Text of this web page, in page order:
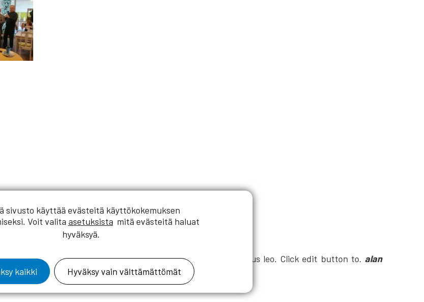
Ut elit tellus, luctus nec ullamcorper mattis, pulv®inar dapibus leo. Click edit button to. alan
sivusto käyttää evästeitä käyttökokemuksen
Voit valita asetuksista mitä evästeitä haluat
hyväksyä.
kaikki Hyväksy vain välttämättömät